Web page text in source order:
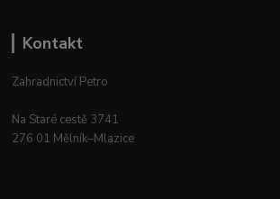
Kontakt
Zahradnictví Petro
Na Staré cestě 3741
276 01 Mělník–Mlazice